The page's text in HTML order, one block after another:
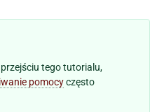
tego tutorialu,
pomocyczęsto